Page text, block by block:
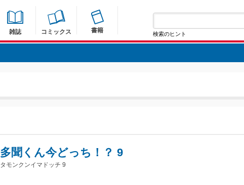
雑誌 コミックス 書籍 検索のヒント
多聞くん今どっち！？ 9
タモンクンイマドッチ 9